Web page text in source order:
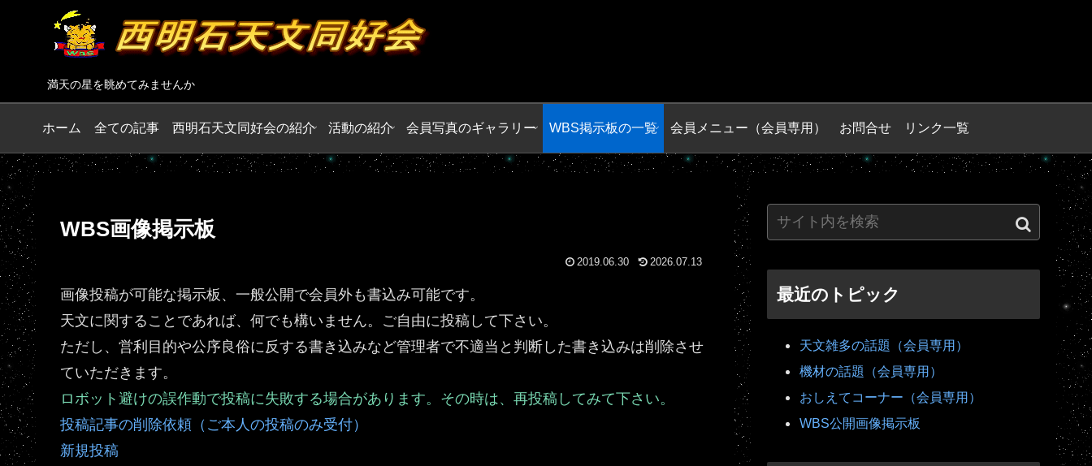
満天の星を眺めてみませんか
ホーム 全ての記事 西明石天文同好会の紹介 活動の紹介 会員写真のギャラリー WBS掲示板の一覧 会員メニュー（会員専用） お問合せ リンク一覧
WBS画像掲示板
2019.06.30 2026.07.13
画像投稿が可能な掲示板、一般公開で会員外も書込み可能です。
天文に関することであれば、何でも構いません。ご自由に投稿して下さい。
ただし、営利目的や公序良俗に反する書き込みなど管理者で不適当と判断した書き込みは削除させ
ていただきます。
ロボット避けの誤作動で投稿に失敗する場合があります。その時は、再投稿してみて下さい。
投稿記事の削除依頼（ご本人の投稿のみ受付）
新規投稿
最近のトピック
天文雑多の話題（会員専用）
機材の話題（会員専用）
おしえてコーナー（会員専用）
WBS公開画像掲示板